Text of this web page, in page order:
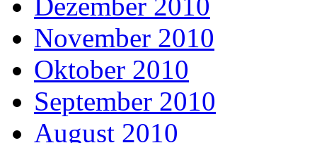
Dezember 2010
November 2010
Oktober 2010
September 2010
August 2010